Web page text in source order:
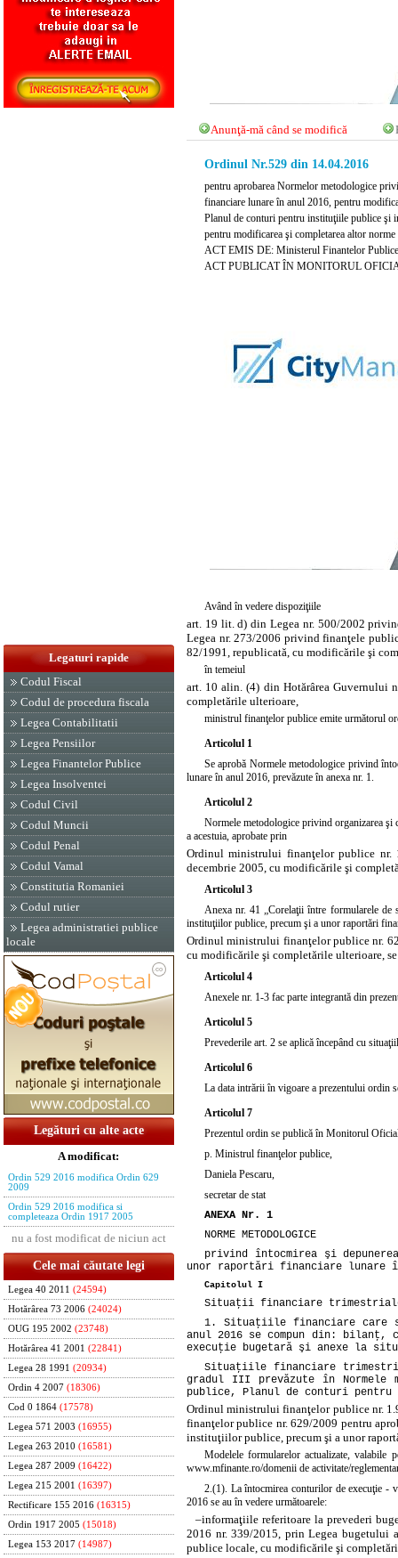
Legaturi rapide
Codul Fiscal
Codul de procedura fiscala
Legea Contabilitatii
Legea Pensiilor
Legea Finantelor Publice
Legea Insolventei
Codul Civil
Codul Muncii
Codul Penal
Codul Vamal
Constitutia Romaniei
Codul rutier
Legea administratiei publice
locale
Legături cu alte acte
A modificat:
Ordin 529 2016 modifica Ordin 629
2009
Ordin 529 2016 modifica si
completeaza Ordin 1917 2005
nu a fost modificat de niciun act
Cele mai căutate legi
Legea 40 2011 (24594)
Hotărârea 73 2006 (24024)
OUG 195 2002 (23748)
Hotărârea 41 2001 (22841)
Legea 28 1991 (20934)
Ordin 4 2007 (18306)
Cod 0 1864 (17578)
Legea 571 2003 (16955)
Legea 263 2010 (16581)
Legea 287 2009 (16422)
Legea 215 2001 (16397)
Rectificare 155 2016 (16315)
Ordin 1917 2005 (15018)
Legea 153 2017 (14987)
Anunţă-mă când se modifică
Ordinul Nr.529 din 14.04.2016
pentru aprobarea Normelor metodologice
financiare lunare în anul 2016, pentru
Planul de conturi pentru instituţiile publice şi
pentru modificarea şi completarea altor
ACT EMIS DE: Ministerul Finantelor Publice
ACT PUBLICAT ÎN MONITORUL
Având în vedere dispoziţiile
art. 19 lit. d) din Legea nr. 500/2002
Legea nr. 273/2006 privind finanţele
82/1991, republicată, cu modificările şi
în temeiul
art. 10 alin. (4) din Hotărârea Guvernului
completările ulterioare,
ministrul finanţelor publice emite următorul
Articolul 1
Se aprobă Normele metodologice privind
lunare în anul 2016, prevăzute în anexa nr. 1.
Articolul 2
Normele metodologice privind organizarea
a acestuia, aprobate prin
Ordinul ministrului finanţelor publice
decembrie 2005, cu modificările şi
Articolul 3
Anexa nr. 41 „Corelaţii între formularele de
instituţiilor publice, precum şi a unor raportări
Ordinul ministrului finanţelor publice nr.
cu modificările şi completările ulterioare,
Articolul 4
Anexele nr. 1-3 fac parte integrantă din
Articolul 5
Prevederile art. 2 se aplică începând cu
Articolul 6
La data intrării în vigoare a prezentului ordin
Articolul 7
Prezentul ordin se publică în Monitorul
p. Ministrul finanţelor publice,
Daniela Pescaru,
secretar de stat
ANEXA Nr. 1
NORME METODOLOGICE
privind întocmirea şi
unor raportări financiare lunare
Capitolul I
Situaţii financiare
1. Situaţiile financiare
anul 2016 se compun din:
execuţie bugetară şi anexe la
Situaţiile financiare
gradul III prevăzute în
publice, Planul de conturi
Ordinul ministrului finanţelor publice nr.
finanţelor publice nr. 629/2009 pentru
instituţiilor publice, precum şi a unor
Modelele formularelor actualizate,
www.mfinante.ro/domenii de activitate/
2.(1). La întocmirea conturilor de execuţie -
2016 se au în vedere următoarele:
–informaţiile referitoare la prevederi
2016 nr. 339/2015, prin Legea bugetului
publice locale, cu modificările şi